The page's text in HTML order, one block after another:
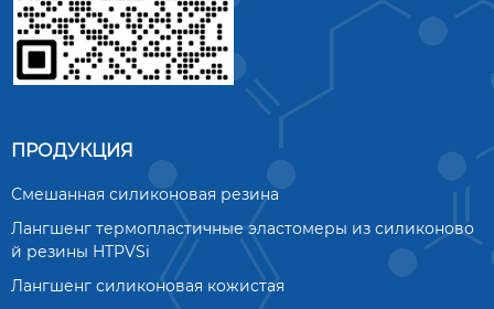
ПРОДУКЦИЯ
Смешанная силиконовая резина
Лангшенг термопластичные эластомеры из силиконово
й резины HTPVSi
Лангшенг силиконовая кожистая